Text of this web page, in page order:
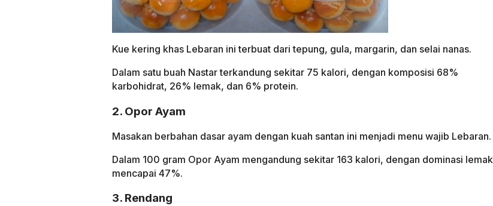
Kue kering khas Lebaran ini terbuat dari tepung, gula, margarin, dan selai nanas.
Dalam satu buah Nastar terkandung sekitar 75 kalori, dengan komposisi 68%
karbohidrat, 26% lemak, dan 6% protein.
2. Opor Ayam
Masakan berbahan dasar ayam dengan kuah santan ini menjadi menu wajib Lebaran.
Dalam 100 gram Opor Ayam mengandung sekitar 163 kalori, dengan dominasi lemak
mencapai 47%.
3. Rendang